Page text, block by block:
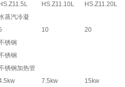
HS.Z11.5L HS.Z11.10L HS.Z11.20L
蒸汽冷凝
10 20
锈钢
锈钢
锈钢加热管
7.5kw 15kw